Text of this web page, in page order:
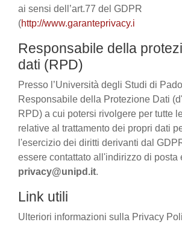
ai sensi dell’art.77 del GDPR
(http://www.garanteprivacy.i
Responsabile della
dati (RPD)
Presso l’Università degli Studi di
Responsabile della Protezione Dati
RPD) a cui potersi rivolgere per tutte
relative al trattamento dei propri dati
l'esercizio dei diritti derivanti dal
essere contattato all'indirizzo di posta
privacy@unipd.it.
Link utili
Ulteriori informazioni sulla Privacy